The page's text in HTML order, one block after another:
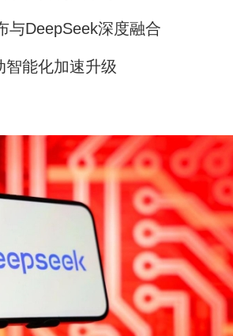
与DeepSeek深度融合
智能化加速升级